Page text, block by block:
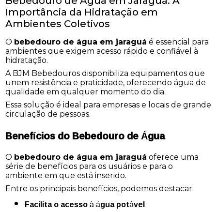
Importância da Hidratação em
Ambientes Coletivos
O bebedouro de água em jaraguá é essencial para
ambientes que exigem acesso rápido e confiável à
hidratação.
A BJM Bebedouros disponibiliza equipamentos que
unem resistência e praticidade, oferecendo água de
qualidade em qualquer momento do dia.
Essa solução é ideal para empresas e locais de grande
circulação de pessoas.
Benefícios do Bebedouro de Água
O bebedouro de água em jaraguá oferece uma
série de benefícios para os usuários e para o
ambiente em que está inserido.
Entre os principais benefícios, podemos destacar:
Facilita o acesso à água potável